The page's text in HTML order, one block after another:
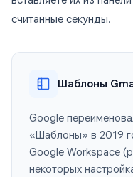
считанные секунды.
Шаблоны
Google
«Шаблоны» в 2019
Google Workspace
некоторых